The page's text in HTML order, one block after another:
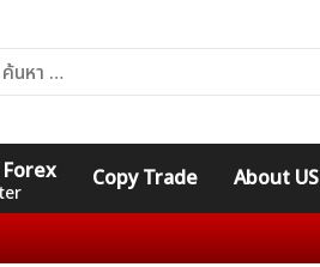
:
Forex Copy Trade About US
คอร์ส
Expert Indicators